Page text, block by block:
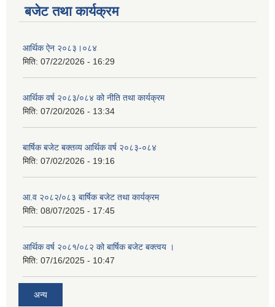
बजेट तथा कार्यक्रम
आर्थिक ऐन २०८३।०८४
मिति: 07/22/2026 - 16:29
आर्थिक वर्ष २०८३/०८४ को नीति तथा कार्यक्रम
मिति: 07/20/2026 - 13:34
बार्षिक बजेट बक्तव्य आर्थिक वर्ष २०८३-०८४
मिति: 07/02/2026 - 19:16
आ.व २०८२/०८३ बार्षिक बजेट तथा कार्यक्रम
मिति: 08/07/2025 - 17:45
आर्थिक वर्ष २०८१/०८२ को बार्षिक बजेट बक्त्वय ।
मिति: 07/16/2025 - 10:47
अन्य